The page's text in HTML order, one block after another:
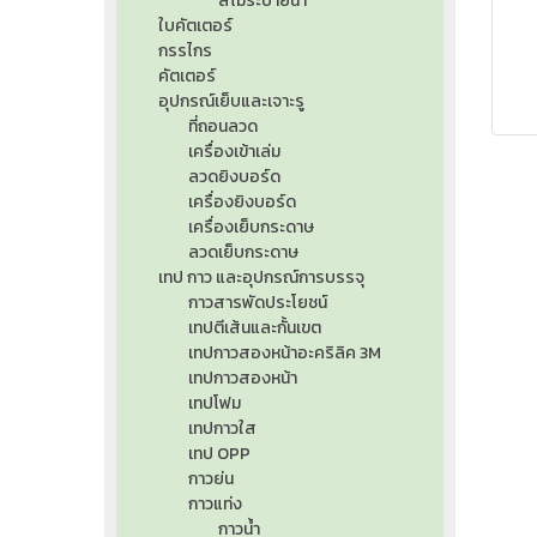
ใบคัตเตอร์
กรรไกร
คัตเตอร์
อุปกรณ์เย็บและเจาะรู
ที่ถอนลวด
เครื่องเข้าเล่ม
ลวดยิงบอร์ด
เครื่องยิงบอร์ด
เครื่องเย็บกระดาษ
ลวดเย็บกระดาษ
เทป กาว และอุปกรณ์การบรรจุ
กาวสารพัดประโยชน์
เทปตีเส้นและกั้นเขต
เทปกาวสองหน้าอะคริลิค 3M
เทปกาวสองหน้า
เทปโฟม
เทปกาวใส
เทป OPP
กาวย่น
กาวแท่ง
กาวน้ำ